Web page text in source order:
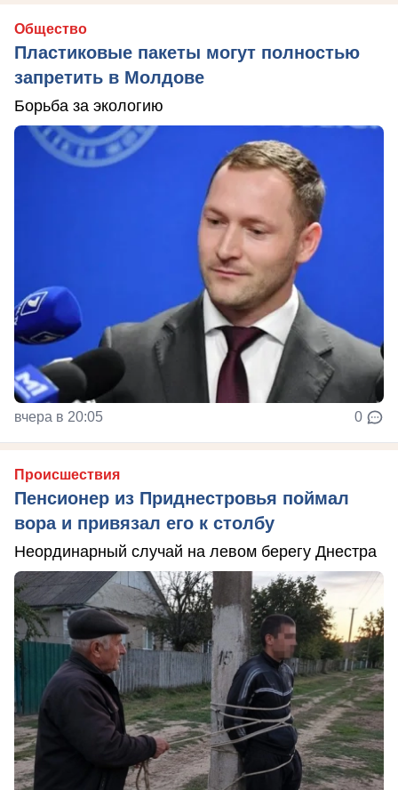
Общество
Пластиковые пакеты могут полностью
запретить в Молдове
Борьба за экологию
вчера в 20:05 0
Происшествия
Пенсионер из Приднестровья поймал
вора и привязал его к столбу
Неординарный случай на левом берегу Днестра